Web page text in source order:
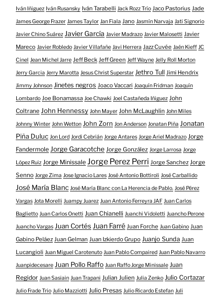
Iván Iñiguez Iván Rusansky Iván Tarabelli Jack Rozz Trío Jaco Pastorius Jade
James George Frazer James Taylor Jan Fiala Jano Jasmín Narvaja Jati Signorio
Javier Chino Suárez Javier García Javier Madrazo Javier Malosetti Javier
Mareco Javier Robledo Javier Villafañe Javi Herrera Jazz Cuvée Jaén Kieff JC
Cinel Jean Michel Jarre Jeff Beck Jeff Green Jeff Wayne Jelly Roll Morton
Jerry Garcia Jerry Marotta Jesus Christ Superstar Jethro Tull Jimi Hendrix
Jimmy Johnson Jinetes negros Joaco Vaccari Joaquín Fridman Joaquín
Lombardo Joe Bonamassa Joe Chawki Joel Castañeda Iñiguez John
Coltrane John Hennessy John Mayer John McLaughlin John Miles
Johnny Winter John Wetton John Zorn Jon Anderson Jonatan Piña Jonatan
Piña Duluc Jon Lord Jordi Cebrián Jorge Antares Jorge Ariel Madrazo Jorge
Fandermole Jorge Garacotche Jorge González Jorge Larrosa Jorge
López Ruiz Jorge Minissale Jorge Perez Perri Jorge Sanchez Jorge
Senno Jorge Zima Jose Ignacio Lares José Antonio Bottiroli José Carballido
José María Blanc José María Blanc con La Herencia de Pablo. José Pérez
Vargas Jota Morelli Juampy Juarez Juan Antonio Ferreyra JAF Juan Carlos
Baglietto Juan Carlos Onetti Juan Chianelli Juanchi Vidoletti Juancho Perone
Juancho Vargas Juan Cortés Juan Farré Juan Forche Juan Gabino Juan
Gabino Peláez Juan Gelman Juan Izkierdo Grupo Juanjo Sunda Juan
Lucangioli Juan Miguel Carotenuto Juan Pablo Compaired Juan Pablo Navarro
Juanpidecesare Juan Pollo Raffo Juan Raffo Jorge Minissale Juan
Regidor Juan Sasiain Juan Trapani Julian Julien Julia Zenko Julio Cortazar
Julio Frade Trio Julio Mazziotti Julio Presas Julio Ricardo Estefan Juli